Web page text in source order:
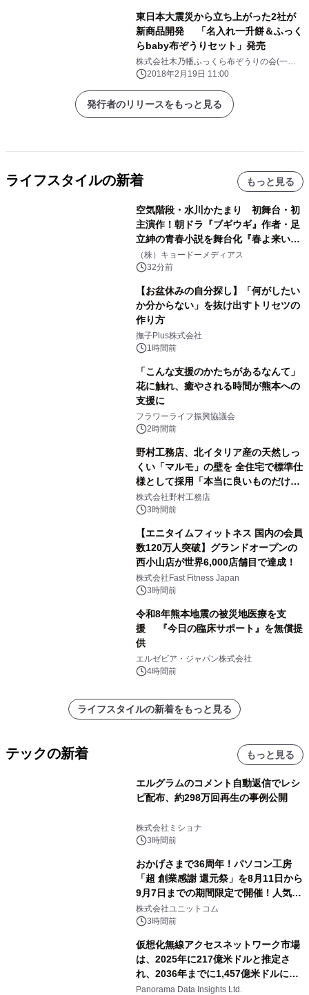
東日本大震災から立ち上がった2社が
新商品開発 「名入れ一升餅＆ふっく
らbaby布ぞうりセット」発売
株式会社木乃幡ふっくら布ぞうりの会(一般
社団法人あゆみ)
2018年2月19日 11:00
発行者のリリースをもっと見る
ライフスタイルの新着 もっと見る
空気階段・水川かたまり 初舞台・初
主演作！朝ドラ『ブギウギ』作者・足
立紳の青春小説を舞台化『春よ来い、
マジで来い』キービジュアル解禁！
（株）キョードーメディアス
32分前
【お盆休みの自分探し】「何がしたい
か分からない」を抜け出すトリセツの
作り方
撫子Plus株式会社
1時間前
「こんな支援のかたちがあるなんて」
花に触れ、癒やされる時間が熊本への
支援に
フラワーライフ振興協議会
2時間前
野村工務店、北イタリア産の天然しっ
くい「マルモ」の壁を 全住宅で標準仕
様として採用「本当に良いものだけに
こだわる」
株式会社野村工務店
3時間前
【エニタイムフィットネス 国内の会員
数120万人突破】グランドオープンの
西小山店が世界6,000店舗目で達成！
株式会社Fast Fitness Japan
3時間前
令和8年熊本地震の被災地医療を支
援 『今日の臨床サポート』を無償提
供
エルゼビア・ジャパン株式会社
4時間前
ライフスタイルの新着をもっと見る
テックの新着 もっと見る
エルグラムのコメント自動返信でレシ
ピ配布、約298万回再生の事例公開
株式会社ミショナ
3時間前
おかげさまで36周年！パソコン工房
「超 創業感謝 還元祭」を8月11日から
9月7日までの期間限定で開催！人気の
ゲーミングPCや高性能ノートPCなど
対象iiyama PCのご購入で最大3万円分
株式会社ユニットコム
3時間前
仮想化無線アクセスネットワーク市場
は、2025年に217億米ドルと推定さ
れ、2036年までに1,457億米ドルに達
すると予測されており、予測期間
Panorama Data Insights Ltd.